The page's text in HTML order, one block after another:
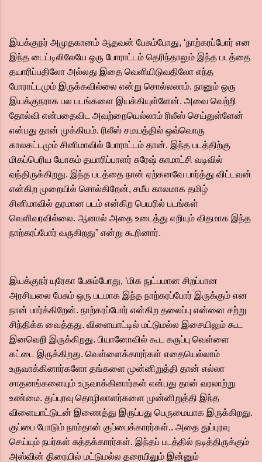
இயக்குநர் அமுதகானம் ஆதவன் பேசும்போது, ‘நாற்கரப்போர் என
இந்த டைட்டிலிலேயே ஒரு போராட்டம் தெரிந்தாலும் இந்த படத்தை
தயாரிப்பதிலோ அல்லது இதை வெளியிடுவதிலோ எந்த
போராட்டமும் இருக்கவில்லை என்று சொல்லலாம். நானும் ஒரு
இயக்குநராக பல படங்களை இயக்கியுள்ளேன். அவை வெற்றி
தோல்வி என்பதைவிட அவற்றையெல்லாம் ரிலீஸ் செய்துள்ளேன்
என்பது தான் முக்கியம். ரிலீஸ் சமயத்தில் ஒவ்வொரு
காலகட்டமும் சினிமாவில் போராட்டம் தான். இந்த படத்திற்கு
மிகப்பெரிய யோகம் தயாரிப்பாளர் சுரேஷ் காமாட்சி வடிவில்
வந்திருக்கிறது. இந்த படத்தை நான் ஏற்கனவே பார்த்து விட்டவன்
என்கிற முறையில் சொல்கிறேன், சமீப காலமாக தமிழ்
சினிமாவில் தரமான படம் என்கிற பெயரில் படங்கள்
வெளிவரவில்லை. ஆனால் அதை உடைத்து எறியும் விதமாக இந்த
நாற்கரப்போர் வருகிறது” என்று கூறினார்.
இயக்குநர் யுரேகா பேசும்போது, ‘மிக நுட்பமான சிறப்பான
அரசியலை பேசும் ஒரு படமாக இந்த நாற்கரப்போர் இருக்கும் என
நான் பார்க்கிறேன். நாற்கரப்போர் என்கிற தலைப்பு என்னை சற்று
சிந்திக்க வைத்தது. விளையாட்டில் மட்டுமல்ல இசையிலும் கூட
இனவெறி இருக்கிறது. பியானோவில் கூட கருப்பு வெள்ளை
கட்டை இருக்கிறது. வெள்ளைக்காரர்கள் எதையெல்லாம்
உருவாக்கினார்களோ தங்களை முன்னிறுத்தி தான் எல்லா
சாதனங்களையும் உருவாக்கினார்கள் என்பது தான் வரலாற்று
உண்மை. துப்புரவு தொழிலாளர்களை முன்னிறுத்தி இந்த
விளையாட்டுடன் இணைத்து இருப்பது பெருமையாக இருக்கிறது.
குப்பை போடும் நாம்தான் குப்பைக்காரர்கள்.. அதை துப்புரவு
செய்யும் நபர்கள் சுத்தக்காரர்கள். இந்தப் படத்தில் நடித்திருக்கும்
அஸ்வின் திரையில் மட்டுமல்ல தரையிலும் இன்னும்